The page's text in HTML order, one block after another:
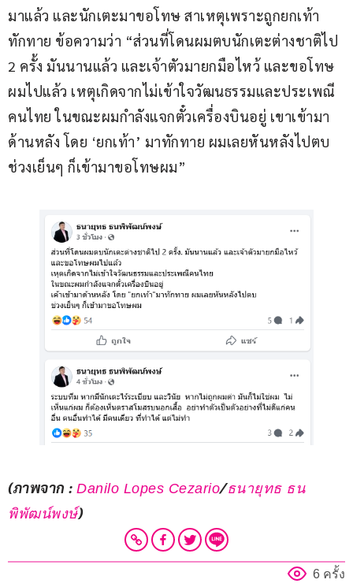
มาแล้ว และนักเตะมาขอโทษ สาเหตุเพราะถูกยกเท้า
ทักทาย ข้อความว่า “ส่วนที่โดนผมตบนักเตะต่างชาติไป
2 ครั้ง มันนานแล้ว และเจ้าตัวมายกมือไหว้ และขอโทษ
ผมไปแล้ว เหตุเกิดจากไม่เข้าใจวัฒนธรรมและประเพณี
คนไทย ในขณะผมกำลังแจกตั๋วเครื่องบินอยู่ เขาเข้ามา
ด้านหลัง โดย ‘ยกเท้า’ มาทักทาย ผมเลยหันหลังไปตบ
ช่วงเย็นๆ ก็เข้ามาขอโทษผม”
(ภาพจาก : Danilo Lopes Cezario/ธนายุทธ ธน
พิพัฒน์พงษ์)
6 ครั้ง